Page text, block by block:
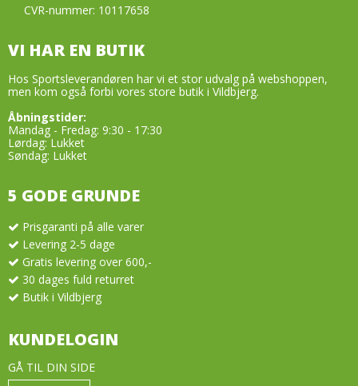
CVR-nummer: 10117658
VI HAR EN BUTIK
Hos Sportsleverandøren har vi et stor udvalg på webshoppen,
men kom også forbi vores store butik i Vildbjerg.
Åbningstider:
Mandag - Fredag: 9:30 - 17:30
Lørdag: Lukket
Søndag: Lukket
5 GODE GRUNDE
Prisgaranti på alle varer
Levering 2-5 dage
Gratis levering over 600,-
30 dages fuld returret
Butik i Vildbjerg
KUNDELOGIN
GÅ TIL DIN SIDE